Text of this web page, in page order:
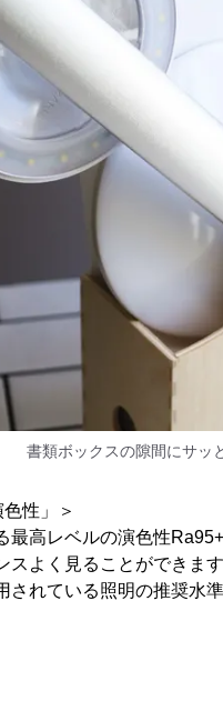
書類ボックスの隙間にサッ
色性」＞
最高レベルの演色性
スよく見ることができま
されている照明の推奨水